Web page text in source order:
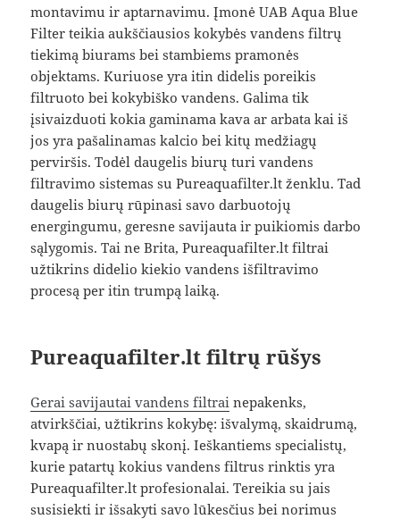
montavimu ir aptarnavimu. Įmonė UAB Aqua Blue
Filter teikia aukščiausios kokybės vandens filtrų
tiekimą biurams bei stambiems pramonės
objektams. Kuriuose yra itin didelis poreikis
filtruoto bei kokybiško vandens. Galima tik
įsivaizduoti kokia gaminama kava ar arbata kai iš
jos yra pašalinamas kalcio bei kitų medžiagų
perviršis. Todėl daugelis biurų turi vandens
filtravimo sistemas su Pureaquafilter.lt ženklu. Tad
daugelis biurų rūpinasi savo darbuotojų
energingumu, geresne savijauta ir puikiomis darbo
sąlygomis. Tai ne Brita, Pureaquafilter.lt filtrai
užtikrins didelio kiekio vandens išfiltravimo
procesą per itin trumpą laiką.
Pureaquafilter.lt filtrų rūšys
Gerai savijautai vandens filtrai nepakenks,
atvirkščiai, užtikrins kokybę: išvalymą, skaidrumą,
kvapą ir nuostabų skonį. Ieškantiems specialistų,
kurie patartų kokius vandens filtrus rinktis yra
Pureaquafilter.lt profesionalai. Tereikia su jais
susisiekti ir išsakyti savo lūkesčius bei norimus